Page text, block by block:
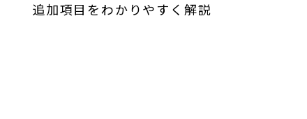
追加項目をわかりやすく解説